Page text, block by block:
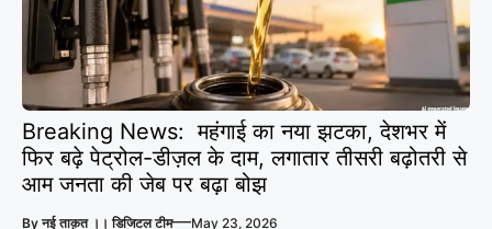
Breaking News: महंगाई का नया झटका, देशभर में
फिर बढ़े पेट्रोल-डीज़ल के दाम, लगातार तीसरी बढ़ोतरी से
आम जनता की जेब पर बढ़ा बोझ
Byनई ताक़त ।। डिजिटल टीम—May 23, 2026